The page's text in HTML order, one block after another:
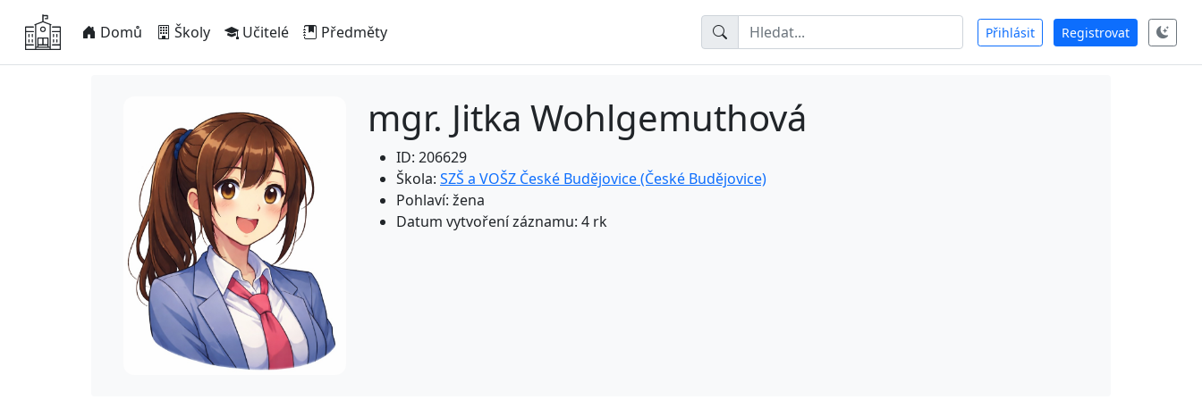
Domů Školy Učitelé Předměty Přihlásit Registrovat
mgr. Jitka Wohlgemuthová
ID: 206629
Škola: SZŠ a VOŠZ České Budějovice (České Budějovice)
Pohlaví: žena
Datum vytvoření záznamu: 4 rk